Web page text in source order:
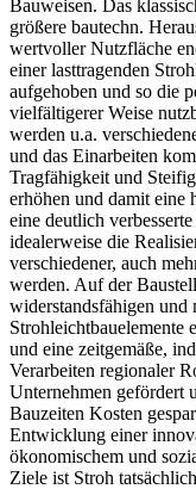
Bauweisen. Das
größere bautechn.
wertvoller Nutzfläche
einer lasttragenden
aufgehoben und so die
vielfältigerer Weise
werden u.a.
und das Einarbeiten
Tragfähigkeit und
erhöhen und damit eine
eine deutlich
idealerweise die
verschiedener, auch
werden. Auf der
widerstandsfähigen
Strohleichtbauelemente
und eine zeitgemäße,
Verarbeiten regionaler
Unternehmen gefördert
Bauzeiten Kosten
Entwicklung einer
ökonomischem und
Ziele ist Stroh